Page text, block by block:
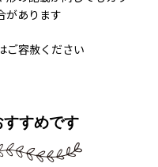
があります
ご容赦ください
すめです